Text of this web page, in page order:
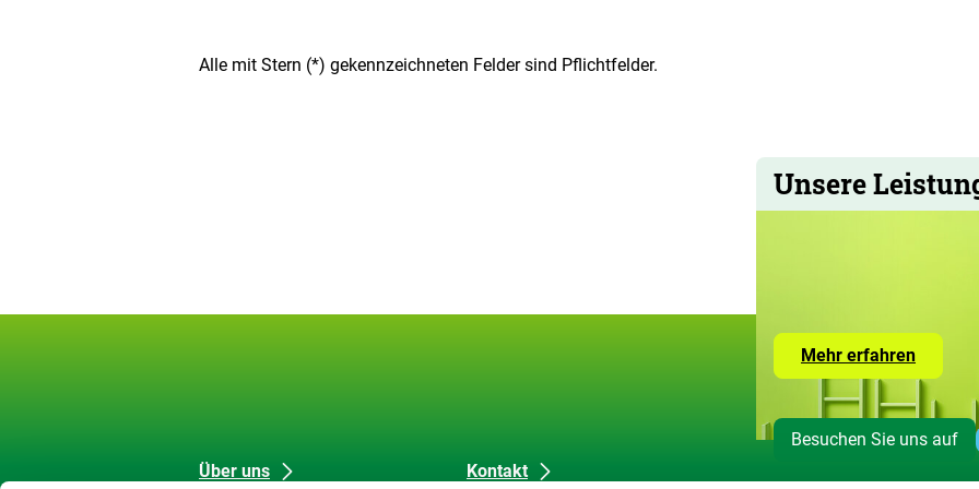
Alle mit Stern (*) gekennzeichneten Felder sind Pflichtfelder.
Unsere
Mehr erfahrenZur
Seite
mit
den
der
Besuchen Sie uns auf
Unsere
Über uns
Datenschutz Kontakt